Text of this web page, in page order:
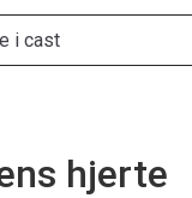
i cast
hjerte